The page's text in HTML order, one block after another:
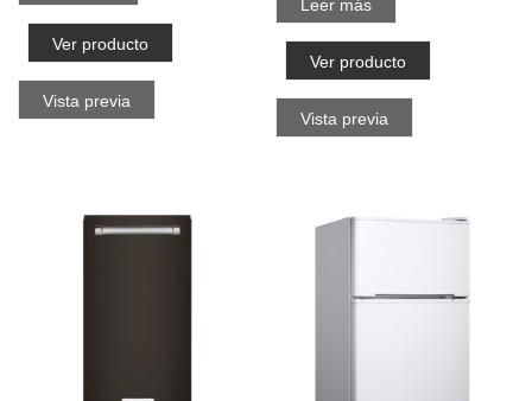
Ver producto
Vista previa
Leer más
Ver producto
Vista previa